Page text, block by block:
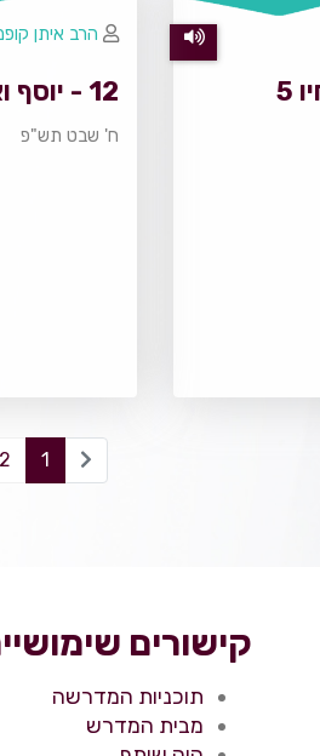
12 - יוסף ואחיו 4
ח' שבט תש"פ
הרב איתן
1
2
קישורים
תוכניות המדרשה
מבית המדרש